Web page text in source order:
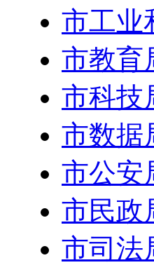
市工业
市教育
市科技
市数据
市公安
市民政
市司法